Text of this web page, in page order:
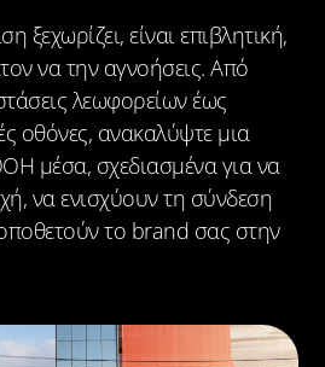
ξεχωρίζει, είναι επιβλητική,
να την αγνοήσεις. Από
λεωφορείων έως
οθόνες, ανακαλύψτε μια
μέσα, σχεδιασμένα για να
να ενισχύουν τη σύνδεση
το brand σας στην